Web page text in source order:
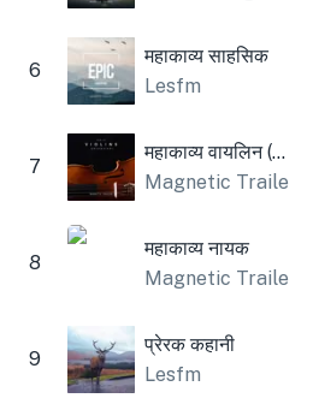
6
महाकाव्य साहसिक
Lesfm
7
महाकाव्य वायलिन (ऑर्केस्ट्रा)
Magnetic Trailer
8
महाकाव्य नायक
Magnetic Trailer
9
प्रेरक कहानी
Lesfm